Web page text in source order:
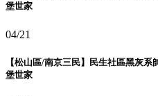
堡世家
04/21
【松山區/南京三民】民生社區黑灰
堡世家